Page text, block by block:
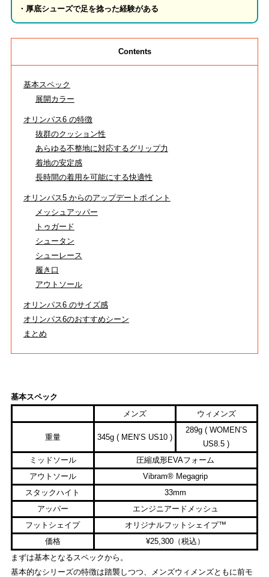
ストライトラボ公式TOP
REVIEW
STAFFBLOG
ストライトラボ公式の
SHOP INFORMATION
ストライトラボ公式
・厚底シューズで足を捻った経験がある
Contents
基本スペック
展開カラー
オリンパス6 の特徴
抜群のクッション性
あらゆる不整地に対応するグリップ力
着地の安定感
長時間の着用を可能にする快適性
オリンパス5 からのアップデートポイント
メッシュアッパー
トゥガード
シュータン
シューレース
履き口
アウトソール
オリンパス6 のサイズ感
オリンパス6のおすすめシーン
まとめ
基本スペック
メンズ
ウィメンズ
重量 345g ( MEN’S US10 )
289g ( WOMEN’S
US8.5 )
ミッドソール
圧縮成形EVAフォーム
アウトソール
Vibram® Megagrip
スタックハイト
33mm
アッパー
エンジニアードメッシュ
フットシェイプ
オリジナルフットシェイプ™
価格
¥25,300（税込）
まずは基本となるスペックから。
基本的なシリーズの特徴は踏襲しつつ、メンズウィメンズともに前モ